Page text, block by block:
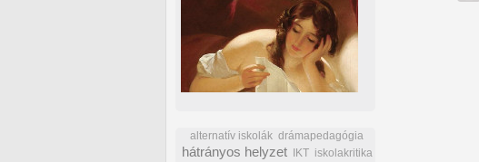
alternatív iskolák drámapedagógia
hátrányos helyzet IKT iskolakritika